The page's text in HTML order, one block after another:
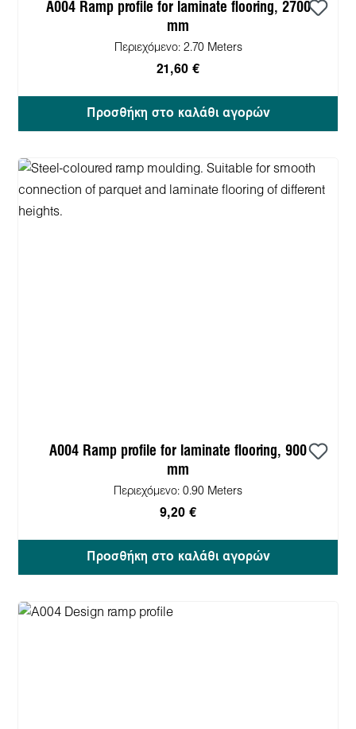
A004 Ramp profile for laminate flooring, 2700
mm
Περιεχόμενο: 2.70 Meters
21,60 €
Προσθήκη στο καλάθι αγορών
A004 Ramp profile for laminate flooring, 900
mm
Περιεχόμενο: 0.90 Meters
9,20 €
Προσθήκη στο καλάθι αγορών